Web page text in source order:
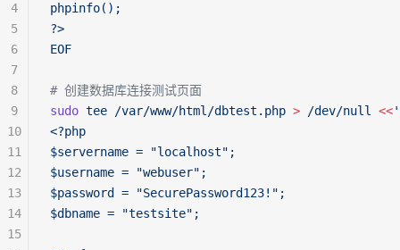
phpinfo();
?>
EOF
# 创建数据库连接测试页面
sudo tee /var/www/html/dbtest.php > /dev/null <<
<?php
$servername = "localhost";
$username = "webuser";
$password = "SecurePassword123!";
$dbname = "testsite";
4
5
6
7
8
9
10
11
12
13
14
15